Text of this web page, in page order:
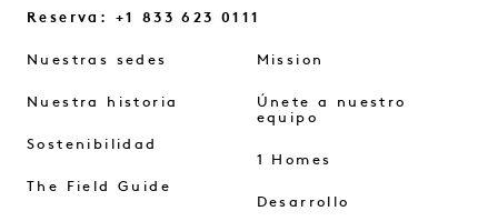
Reserva: +1 833 623 0111
Nuestras sedes
Nuestra historia
Sostenibilidad
The Field Guide
Mission
Únete a nuestro
equipo
1 Homes
Desarrollo